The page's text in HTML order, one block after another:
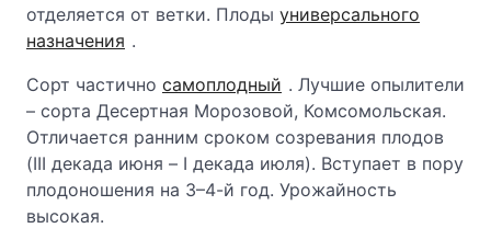
отделяется от ветки. Плоды универсального
назначения .
Сорт частично самоплодный . Лучшие опылители
– сорта Десертная Морозовой, Комсомольская.
Отличается ранним сроком созревания плодов
(III декада июня – I декада июля). Вступает в пору
плодоношения на 3–4-й год. Урожайность
высокая.